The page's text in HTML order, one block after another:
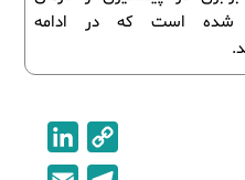
شده است که در ادامه
o
i